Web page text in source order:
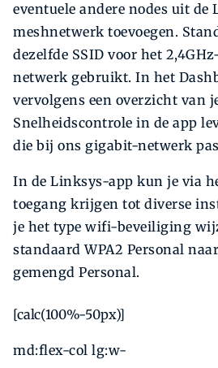
eventuele andere nodes uit de
meshnetwerk toevoegen.
dezelfde SSID voor het
netwerk gebruikt. In het
vervolgens een overzicht van
Snelheidscontrole in de app
die bij ons gigabit-netwerk
In de Linksys-app kun je via
toegang krijgen tot diverse
je het type wifi-beveiliging
standaard WPA2 Personal
gemengd Personal.
[calc(100%-50px)]
md:flex-col lg:w-